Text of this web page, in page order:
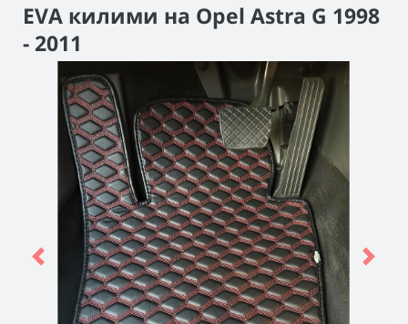
EVA килими на Opel Astra G 1998
- 2011
Previous Next